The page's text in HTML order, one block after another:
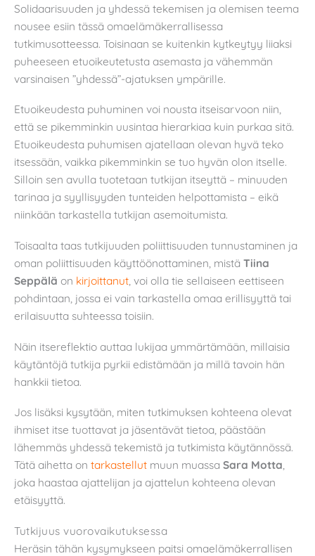
Solidaarisuuden ja yhdessä tekemisen ja olemisen teema
nousee esiin tässä omaelämäkerrallisessa
tutkimusotteessa. Toisinaan se kuitenkin kytkeytyy liiaksi
puheeseen etuoikeutetusta asemasta ja vähemmän
varsinaisen ”yhdessä”-ajatuksen ympärille.
Etuoikeudesta puhuminen voi nousta itseisarvoon niin,
että se pikemminkin uusintaa hierarkiaa kuin purkaa sitä.
Etuoikeudesta puhumisen ajatellaan olevan hyvä teko
itsessään, vaikka pikemminkin se tuo hyvän olon itselle.
Silloin sen avulla tuotetaan tutkijan itseyttä – minuuden
tarinaa ja syyllisyyden tunteiden helpottamista – eikä
niinkään tarkastella tutkijan asemoitumista.
Toisaalta taas tutkijuuden poliittisuuden tunnustaminen ja
oman poliittisuuden käyttöönottaminen, mistä Tiina
Seppälä on kirjoittanut , voi olla tie sellaiseen eettiseen
pohdintaan, jossa ei vain tarkastella omaa erillisyyttä tai
erilaisuutta suhteessa toisiin.
Näin itsereflektio auttaa lukijaa ymmärtämään, millaisia
käytäntöjä tutkija pyrkii edistämään ja millä tavoin hän
hankkii tietoa.
Jos lisäksi kysytään, miten tutkimuksen kohteena olevat
ihmiset itse tuottavat ja jäsentävät tietoa, päästään
lähemmäs yhdessä tekemistä ja tutkimista käytännössä.
Tätä aihetta on tarkastellut muun muassa Sara Motta,
joka haastaa ajattelijan ja ajattelun kohteena olevan
etäisyyttä.
Tutkijuus vuorovaikutuksessa
Heräsin tähän kysymykseen paitsi omaelämäkerrallisen